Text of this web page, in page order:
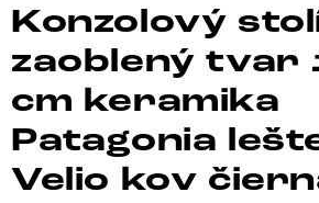
Konzolový
zaoblený tvar
cm keramika
Patagonia
Velio kov